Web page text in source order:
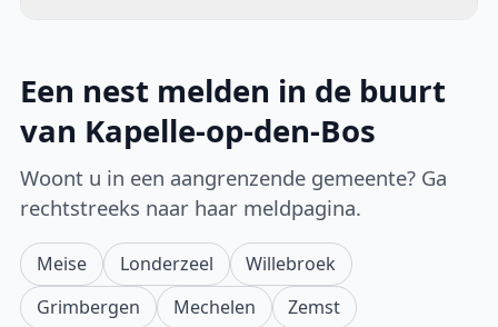
Een nest melden in de buurt
van Kapelle-op-den-Bos
Woont u in een aangrenzende gemeente? Ga
rechtstreeks naar haar meldpagina.
Meise Londerzeel
Willebroek
Grimbergen
Mechelen
Zemst